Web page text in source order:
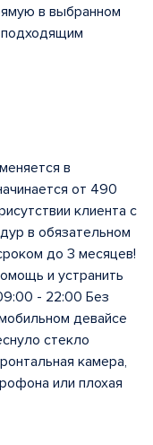
в выбранном
в
от 490
клиента с
в обязательном
до 3 месяцев!
и устранить
- 22:00 Без
девайсе
стекло
камера,
или плохая